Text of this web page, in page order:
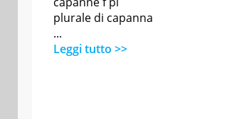
plurale di capanna
...
Leggi tutto >>